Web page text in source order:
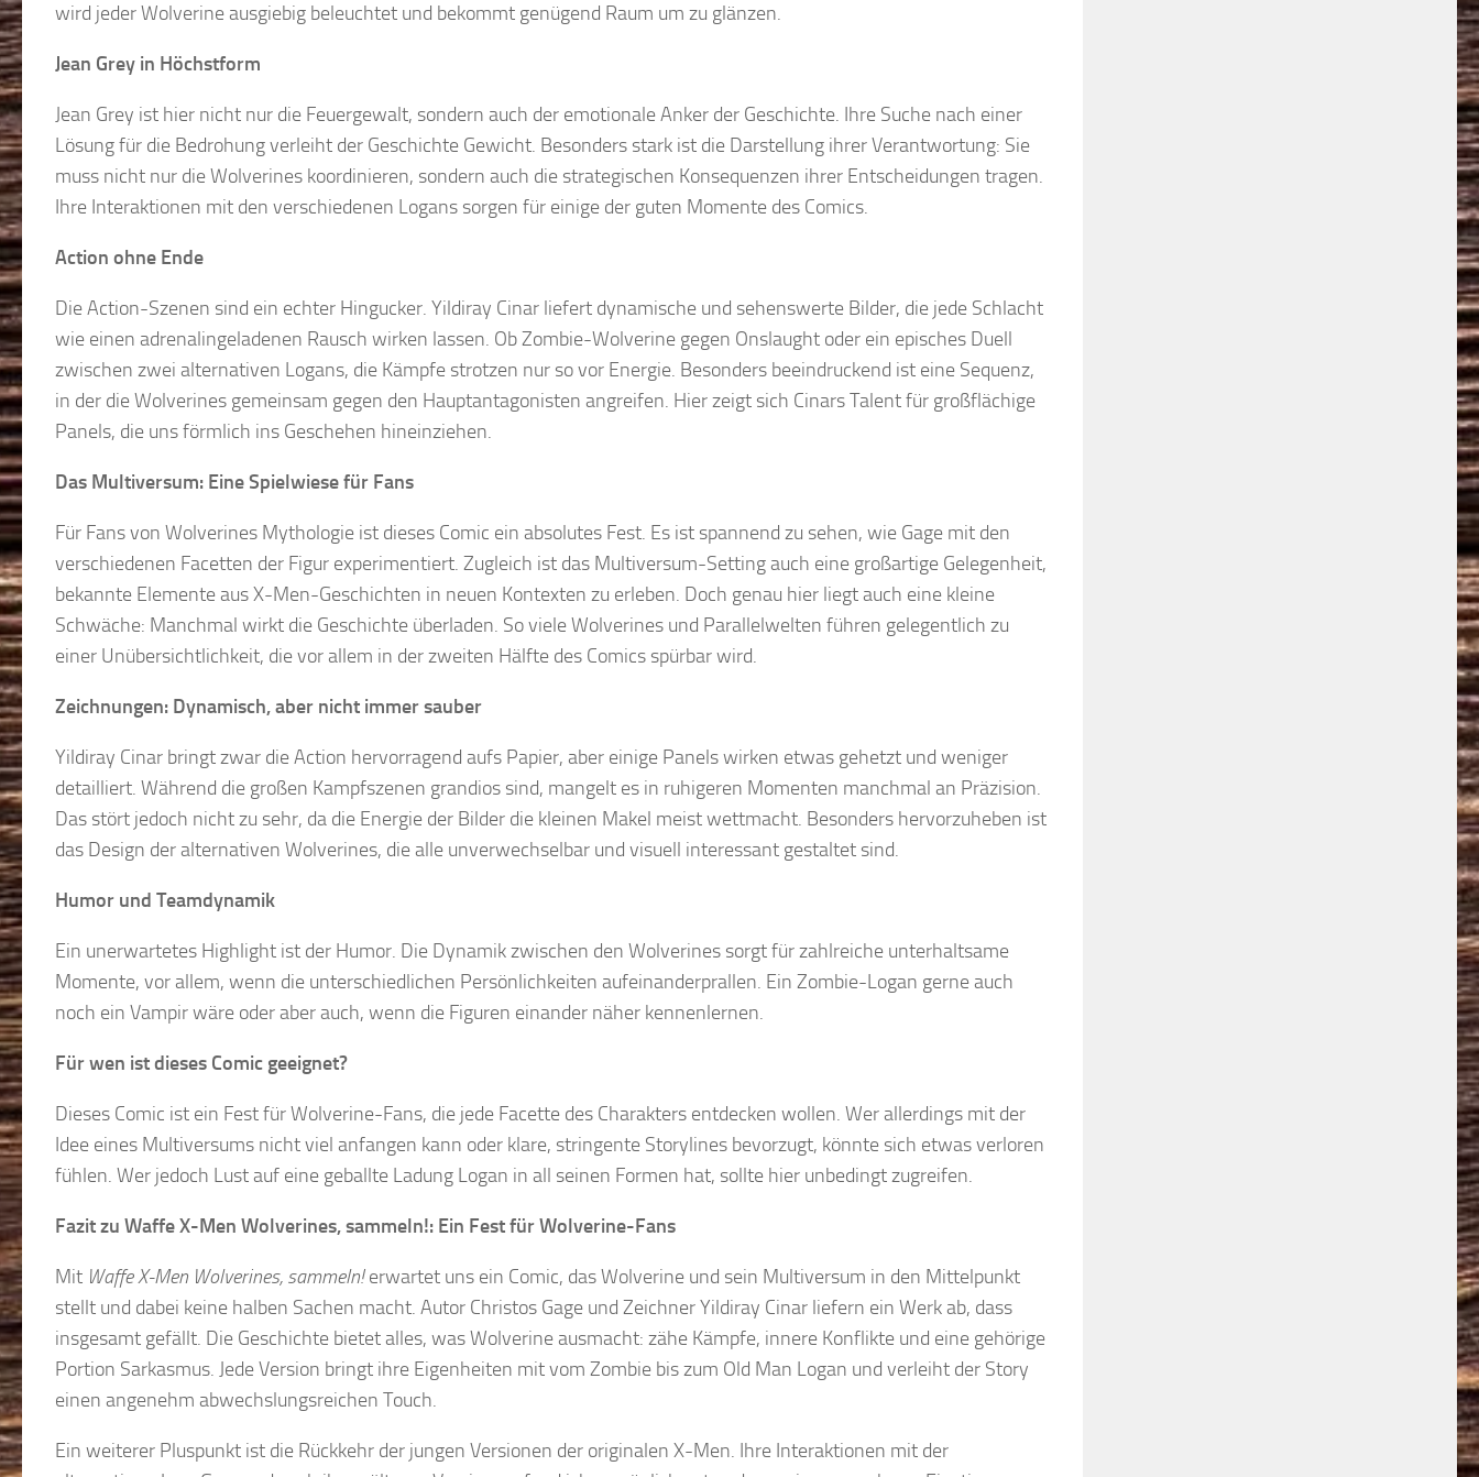
wird jeder Wolverine ausgiebig beleuchtet und bekommt genügend Raum um zu glänzen.
Jean Grey in Höchstform
Jean Grey ist hier nicht nur die Feuergewalt, sondern auch der emotionale Anker der Geschichte. Ihre Suche nach einer
Lösung für die Bedrohung verleiht der Geschichte Gewicht. Besonders stark ist die Darstellung ihrer Verantwortung: Sie
muss nicht nur die Wolverines koordinieren, sondern auch die strategischen Konsequenzen ihrer Entscheidungen tragen.
Ihre Interaktionen mit den verschiedenen Logans sorgen für einige der guten Momente des Comics.
Action ohne Ende
Die Action-Szenen sind ein echter Hingucker. Yildiray Cinar liefert dynamische und sehenswerte Bilder, die jede Schlacht
wie einen adrenalingeladenen Rausch wirken lassen. Ob Zombie-Wolverine gegen Onslaught oder ein episches Duell
zwischen zwei alternativen Logans, die Kämpfe strotzen nur so vor Energie. Besonders beeindruckend ist eine Sequenz,
in der die Wolverines gemeinsam gegen den Hauptantagonisten angreifen. Hier zeigt sich Cinars Talent für großflächige
Panels, die uns förmlich ins Geschehen hineinziehen.
Das Multiversum: Eine Spielwiese für Fans
Für Fans von Wolverines Mythologie ist dieses Comic ein absolutes Fest. Es ist spannend zu sehen, wie Gage mit den
verschiedenen Facetten der Figur experimentiert. Zugleich ist das Multiversum-Setting auch eine großartige Gelegenheit,
bekannte Elemente aus X-Men-Geschichten in neuen Kontexten zu erleben. Doch genau hier liegt auch eine kleine
Schwäche: Manchmal wirkt die Geschichte überladen. So viele Wolverines und Parallelwelten führen gelegentlich zu
einer Unübersichtlichkeit, die vor allem in der zweiten Hälfte des Comics spürbar wird.
Zeichnungen: Dynamisch, aber nicht immer sauber
Yildiray Cinar bringt zwar die Action hervorragend aufs Papier, aber einige Panels wirken etwas gehetzt und weniger
detailliert. Während die großen Kampfszenen grandios sind, mangelt es in ruhigeren Momenten manchmal an Präzision.
Das stört jedoch nicht zu sehr, da die Energie der Bilder die kleinen Makel meist wettmacht. Besonders hervorzuheben ist
das Design der alternativen Wolverines, die alle unverwechselbar und visuell interessant gestaltet sind.
Humor und Teamdynamik
Ein unerwartetes Highlight ist der Humor. Die Dynamik zwischen den Wolverines sorgt für zahlreiche unterhaltsame
Momente, vor allem, wenn die unterschiedlichen Persönlichkeiten aufeinanderprallen. Ein Zombie-Logan gerne auch
noch ein Vampir wäre oder aber auch, wenn die Figuren einander näher kennenlernen.
Für wen ist dieses Comic geeignet?
Dieses Comic ist ein Fest für Wolverine-Fans, die jede Facette des Charakters entdecken wollen. Wer allerdings mit der
Idee eines Multiversums nicht viel anfangen kann oder klare, stringente Storylines bevorzugt, könnte sich etwas verloren
fühlen. Wer jedoch Lust auf eine geballte Ladung Logan in all seinen Formen hat, sollte hier unbedingt zugreifen.
Fazit zu Waffe X-Men Wolverines, sammeln!: Ein Fest für Wolverine-Fans
Mit Waffe X-Men Wolverines, sammeln!erwartet uns ein Comic, das Wolverine und sein Multiversum in den Mittelpunkt
stellt und dabei keine halben Sachen macht. Autor Christos Gage und Zeichner Yildiray Cinar liefern ein Werk ab, dass
insgesamt gefällt. Die Geschichte bietet alles, was Wolverine ausmacht: zähe Kämpfe, innere Konflikte und eine gehörige
Portion Sarkasmus. Jede Version bringt ihre Eigenheiten mit vom Zombie bis zum Old Man Logan und verleiht der Story
einen angenehm abwechslungsreichen Touch.
Ein weiterer Pluspunkt ist die Rückkehr der jungen Versionen der originalen X-Men. Ihre Interaktionen mit der